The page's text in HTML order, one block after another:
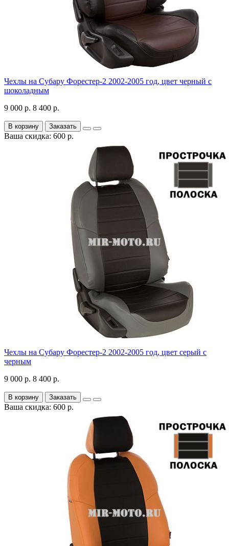
Чехлы на Субару Форестер-2 2002-2005 год, цвет черный с
шоколадным
9 000 р. 8 400 р.
В корзину Заказать
Ваша скидка: 600 р.
Чехлы на Субару Форестер-2 2002-2005 год, цвет серый с
черным
9 000 р. 8 400 р.
В корзину Заказать
Ваша скидка: 600 р.